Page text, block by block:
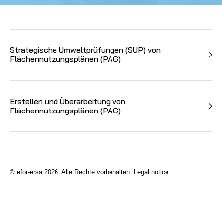
Strategische Umweltprüfungen (SUP) von
Flächennutzungsplänen (PAG)
Erstellen und Überarbeitung von
Flächennutzungsplänen (PAG)
© efor-ersa 2026. Alle Rechte vorbehalten. Legal notice